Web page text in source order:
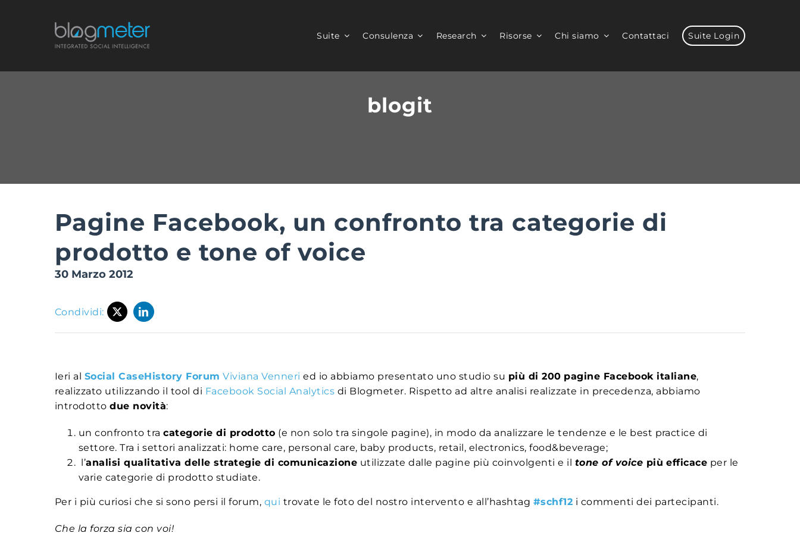
Suite Consulenza Research Risorse Chi siamo Contattaci Suite Login
blogit
Pagine Facebook, un confronto tra categorie di
prodotto e tone of voice
30 Marzo 2012
Condividi:
Ieri al Social CaseHistory Forum Viviana Venneri ed io abbiamo presentato uno studio su più di 200 pagine Facebook italiane,
realizzato utilizzando il tool di Facebook Social Analytics di Blogmeter. Rispetto ad altre analisi realizzate in precedenza, abbiamo
introdottodue novità:
un confronto tracategorie di prodotto (e non solo tra singole pagine), in modo da analizzare le tendenze e le best practice di
settore. Tra i settori analizzati: home care, personal care, baby products, retail, electronics, food&beverage;
l’analisi qualitativa delle strategie di comunicazione utilizzate dalle pagine più coinvolgenti e il tone of voice più efficace per le
varie categorie di prodotto studiate.
Per i più curiosi che si sono persi il forum, qui trovate le foto del nostro intervento e all’hashtag #schf12 i commenti dei partecipanti.
Che la forza sia con voi!